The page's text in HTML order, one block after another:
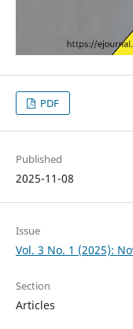
PDF
Published
2025-11-08
Issue
Vol. 3 No. 1 (2025):
Section
Articles